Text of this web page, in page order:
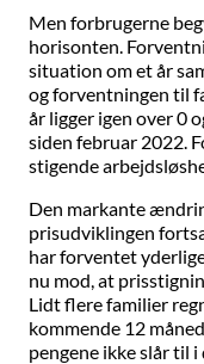
Men forbrugerne
horisonten.
situation om et år
og forventningen til
år ligger igen over 0
siden februar 2022.
stigende
Den markante
prisudviklingen
har forventet
nu mod, at
Lidt flere familier
kommende 12
pengene ikke slår til